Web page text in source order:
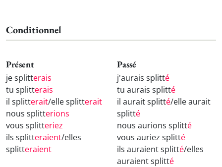
Conditionnel
Présent
je splitterais
tu splitterais
il splitterait/elle splitterait
nous splitterions
vous splitteriez
ils splitteraient/elles
splitteraient
Passé
j'aurais splitté
tu aurais splitté
il aurait splitté/elle aurait
splitté
nous aurions splitté
vous auriez splitté
ils auraient splitté/elles
auraient splitté